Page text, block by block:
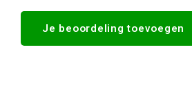
Je beoordeling toevoegen